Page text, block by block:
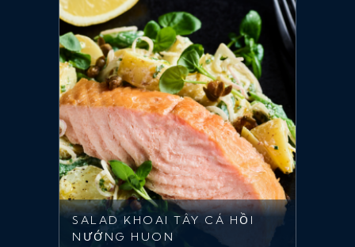
SALAD KHOAI TÂY CÁ HỒI
NƯỚNG HUON